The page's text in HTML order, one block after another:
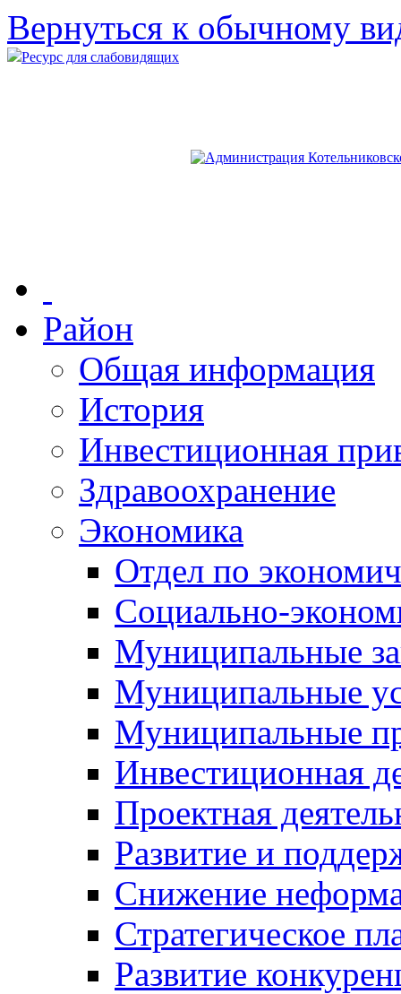
Вернуться к обычному
Ресурс для слабовидящих
Район
Общая информация
История
Инвестиционная
Здравоохранение
Экономика
Отдел по
Социально-
Муниципальные
Муниципальные
Муниципальные
Инвестиционная
Проектная
Развитие и
Снижение
Стратегическое
Развитие